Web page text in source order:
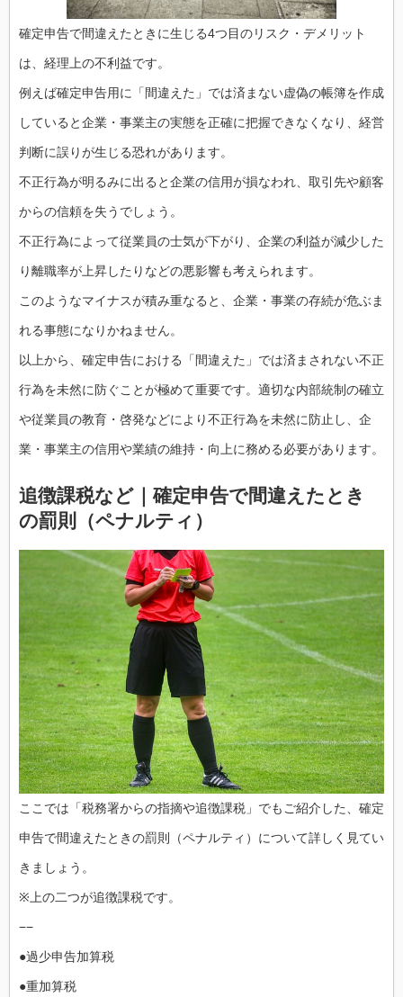
確定申告で間違えたときに生じる4つ目のリスク・デメリット
は、経理上の不利益です。
例えば確定申告用に「間違えた」では済まない虚偽の帳簿を作成
していると企業・事業主の実態を正確に把握できなくなり、経営
判断に誤りが生じる恐れがあります。
不正行為が明るみに出ると企業の信用が損なわれ、取引先や顧客
からの信頼を失うでしょう。
不正行為によって従業員の士気が下がり、企業の利益が減少した
り離職率が上昇したりなどの悪影響も考えられます。
このようなマイナスが積み重なると、企業・事業の存続が危ぶま
れる事態になりかねません。
以上から、確定申告における「間違えた」では済まされない不正
行為を未然に防ぐことが極めて重要です。適切な内部統制の確立
や従業員の教育・啓発などにより不正行為を未然に防止し、企
業・事業主の信用や業績の維持・向上に務める必要があります。
追徴課税など｜確定申告で間違えたとき
の罰則（ペナルティ）
ここでは「税務署からの指摘や追徴課税」でもご紹介した、確定
申告で間違えたときの罰則（ペナルティ）について詳しく見てい
きましょう。
※上の二つが追徴課税です。
−−
●過少申告加算税
●重加算税